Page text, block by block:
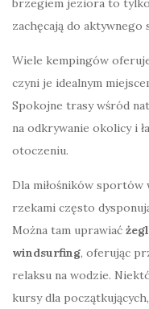
brzegiem jeziora to
zachęcają do aktywnego
Wiele kempingów
czyni je idealnym
Spokojne trasy wśród
na odkrywanie okolicy i
otoczeniu.
Dla miłośników
rzekami często
Można tam uprawiać
windsurfing, oferując
relaksu na wodzie.
kursy dla